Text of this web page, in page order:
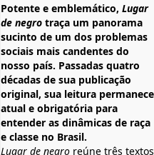
Potente e emblemático, Lugar
de negro traça um panorama
sucinto de um dos problemas
sociais mais candentes do
nosso país. Passadas quatro
décadas de sua publicação
original, sua leitura permanece
atual e obrigatória para
entender as dinâmicas de raça
e classe no Brasil.
Lugar de negro reúne três textos